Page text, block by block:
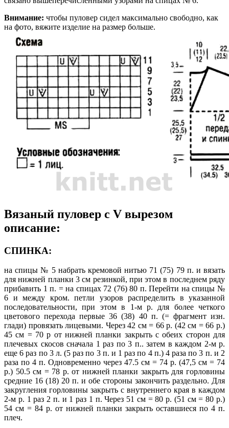
Внимание: чтобы пуловер сидел максимально свободно, как
на фото, вяжите изделие на размер больше.
Вязаный пуловер с V вырезом
описание:
СПИНКА:
на спицы № 5 набрать кремовой нитью 71 (75) 79 п. и вязать
для нижней планки 3 см резинкой, при этом в последнем ряду
прибавить 1 п. = на спицах 72 (76) 80 п. Перейти на спицы №
6 и между кром. петли узоров распределить в указанной
последовательности, при этом в 1-м р. для более четкого
цветового перехода первые 36 (38) 40 п. (= фрагмент изн.
глади) провязать лицевыми. Через 42 см = 66 р. (42 см = 66 р.)
45 см = 70 р от нижней планки закрыть с обеих сторон для
плечевых скосов сначала 1 раз по 3 п.. затем в каждом 2-м р.
еще 6 раз по 3 л. (5 раз по 3 п. и 1 раз по 4 п.) 4 раза по 3 п. и 2
раза по 4 п. Одновременно через 47.5 см = 74 р. (47,5 см = 74
р.) 50.5 см = 78 р. от нижней планки закрыть для горловины
средние 16 (18) 20 п. и обе стороны закончить раздельно. Для
закругления горловины закрыть с внутреннего края в каждом
2-м р. 1 раз 2 п. и 1 раз 1 п. Через 51 см = 80 р. (51 см = 80 р.)
54 см = 84 р. от нижней планки закрыть оставшиеся по 4 п.
плеч.